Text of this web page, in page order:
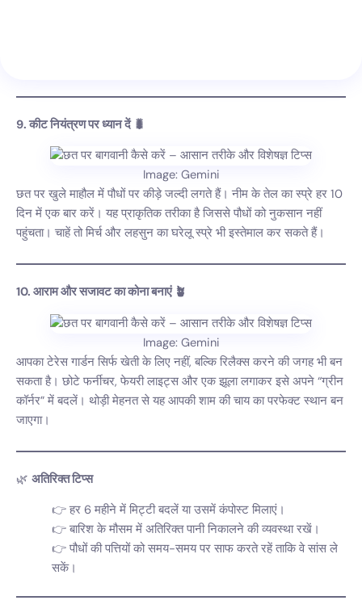
9. कीट नियंत्रण पर ध्यान दें 🐛
Image: Gemini
छत पर खुले माहौल में पौधों पर कीड़े जल्दी लगते हैं। नीम के तेल का स्प्रे हर 10
दिन में एक बार करें। यह प्राकृतिक तरीका है जिससे पौधों को नुकसान नहीं
पहुंचता। चाहें तो मिर्च और लहसुन का घरेलू स्प्रे भी इस्तेमाल कर सकते हैं।
10. आराम और सजावट का कोना बनाएं 🪴
Image: Gemini
आपका टेरेस गार्डन सिर्फ खेती के लिए नहीं, बल्कि रिलैक्स करने की जगह भी बन
सकता है। छोटे फर्नीचर, फेयरी लाइट्स और एक झूला लगाकर इसे अपने “ग्रीन
कॉर्नर” में बदलें। थोड़ी मेहनत से यह आपकी शाम की चाय का परफेक्ट स्थान बन
जाएगा।
🌿 अतिरिक्त टिप्स
हर 6 महीने में मिट्टी बदलें या उसमें कंपोस्ट मिलाएं।
बारिश के मौसम में अतिरिक्त पानी निकालने की व्यवस्था रखें।
पौधों की पत्तियों को समय-समय पर साफ करते रहें ताकि वे सांस ले
सकें।